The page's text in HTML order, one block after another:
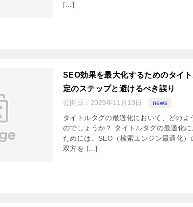
[…]
SEO効果を最大化するためのタイ
定のステップと避けるべき誤り
公開日： 2025年11月10日 news
タイトルタグの最適化において、どの
のでしょうか？ タイトルタグの最適化
ためには、SEO（検索エンジン最適化
双方を […]